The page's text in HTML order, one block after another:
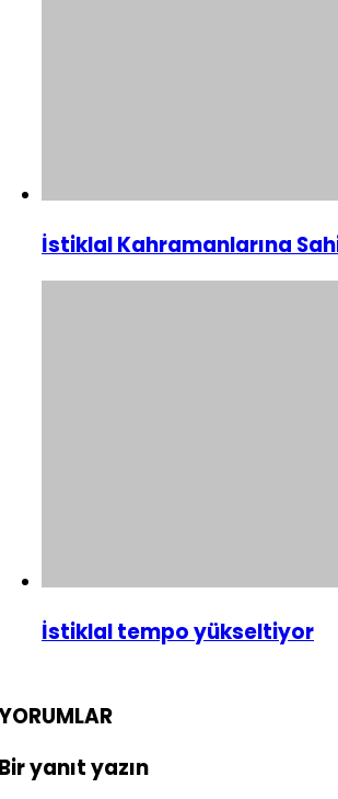
İstiklal Kahramanlarına
İstiklal tempo yükseltiyor
yanıt yazın